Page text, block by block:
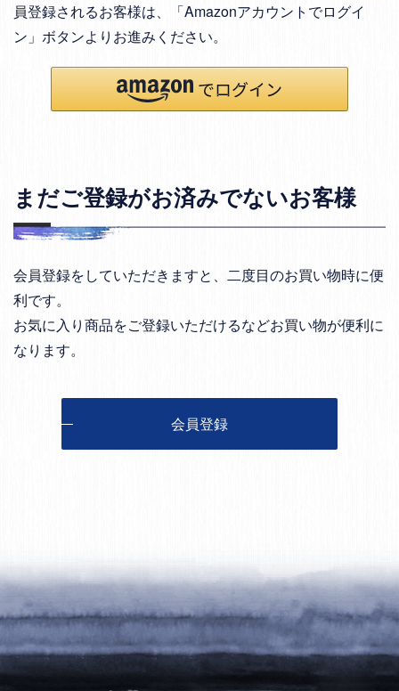
員登録されるお客様は、「Amazonアカウントでログイ
ン」ボタンよりお進みください。
まだご登録がお済みでないお客様
会員登録をしていただきますと、二度目のお買い物時に便
利です。
お気に入り商品をご登録いただけるなどお買い物が便利に
なります。
会員登録